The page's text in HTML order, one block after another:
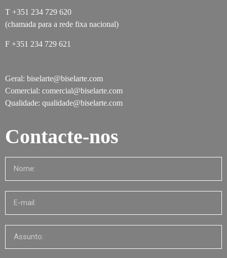
T +351 234 729 620
(chamada para a rede fixa nacional)
F +351 234 729 621
Geral: biselarte@biselarte.com
Comercial: comercial@biselarte.com
Qualidade: qualidade@biselarte.com
Contacte-nos